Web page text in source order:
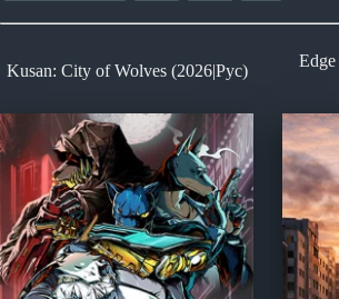
Kusan: City of Wolves (2026|Рус)